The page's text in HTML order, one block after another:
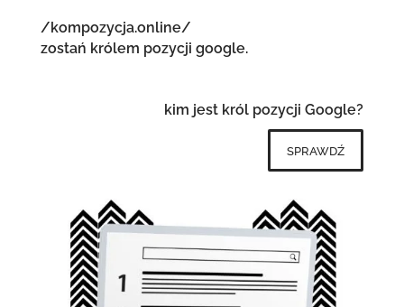
/kompozycja.online/
zostań królem pozycji google.
kim jest król pozycji Google?
sprawdź